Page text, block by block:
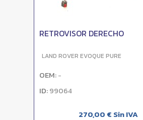
RETROVISOR DERECHO
LAND ROVER EVOQUE PURE
OEM: -
ID:99064
270,00 € Sin IVA